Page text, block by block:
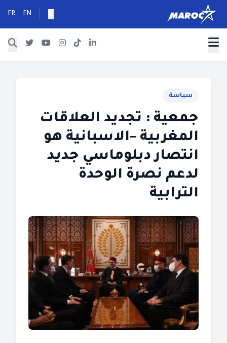
EN
FR
سياسة
جمعية : تجديد العلاقات
المغربية –الاسبانية هو
انتصار دبلوماسي جديد
لدعم نصرة الوحدة
الترابية